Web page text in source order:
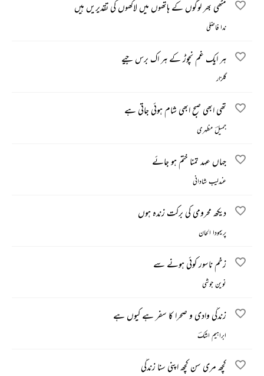
مٹھی بھر لوگوں کے ہاتھوں میں لاکھوں کی تقدیریں ہیں
ندا فاضلی
ہر ایک غم نچوڑ کے ہر اک برس جیے
گلزار
تھی ابھی صبح ابھی شام ہوئی جاتی ہے
جمیلؔ مظہری
جہاں عہد تمنا ختم ہو جائے
عندلیب شادانی
دیکھ محرومی کی برکت زندہ ہوں
پریمودا الحان
زخم ناسور کوئی ہونے سے
نوین جوشی
زندگی وادی و صحرا کا سفر ہے کیوں ہے
ابراہیم اشکؔ
کچھ مری سن کچھ اپنی سنا زندگی